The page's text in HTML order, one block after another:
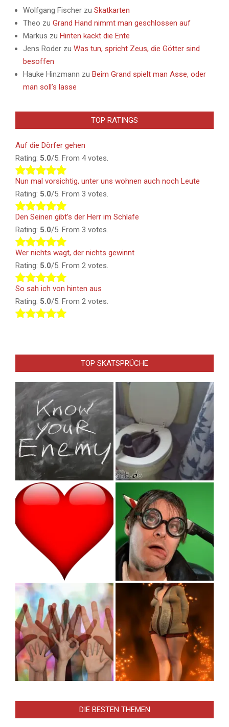
Wolfgang Fischer zu Skatkarten
Theo zu Grand Hand nimmt man geschlossen auf
Markus zu Hinten kackt die Ente
Jens Roder zu Was tun, spricht Zeus, die Götter sind
besoffen
Hauke Hinzmann zu Beim Grand spielt man Asse, oder
man soll’s lasse
TOP RATINGS
Auf die Dörfer gehen
Rating: 5.0/5. From 4 votes.
Nun mal vorsichtig, unter uns wohnen auch noch Leute
Rating: 5.0/5. From 3 votes.
Den Seinen gibt’s der Herr im Schlafe
Rating: 5.0/5. From 3 votes.
Wer nichts wagt, der nichts gewinnt
Rating: 5.0/5. From 2 votes.
So sah ich von hinten aus
Rating: 5.0/5. From 2 votes.
TOP SKATSPRÜCHE
DIE BESTEN THEMEN